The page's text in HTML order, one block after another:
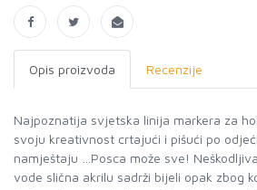
Opis proizvoda Recenzije
Najpoznatija svjetska linija markera za
svoju kreativnost crtajući i pišući po
namještaju …Posca može sve!
vode slična akrilu sadrži bijeli opak zbog